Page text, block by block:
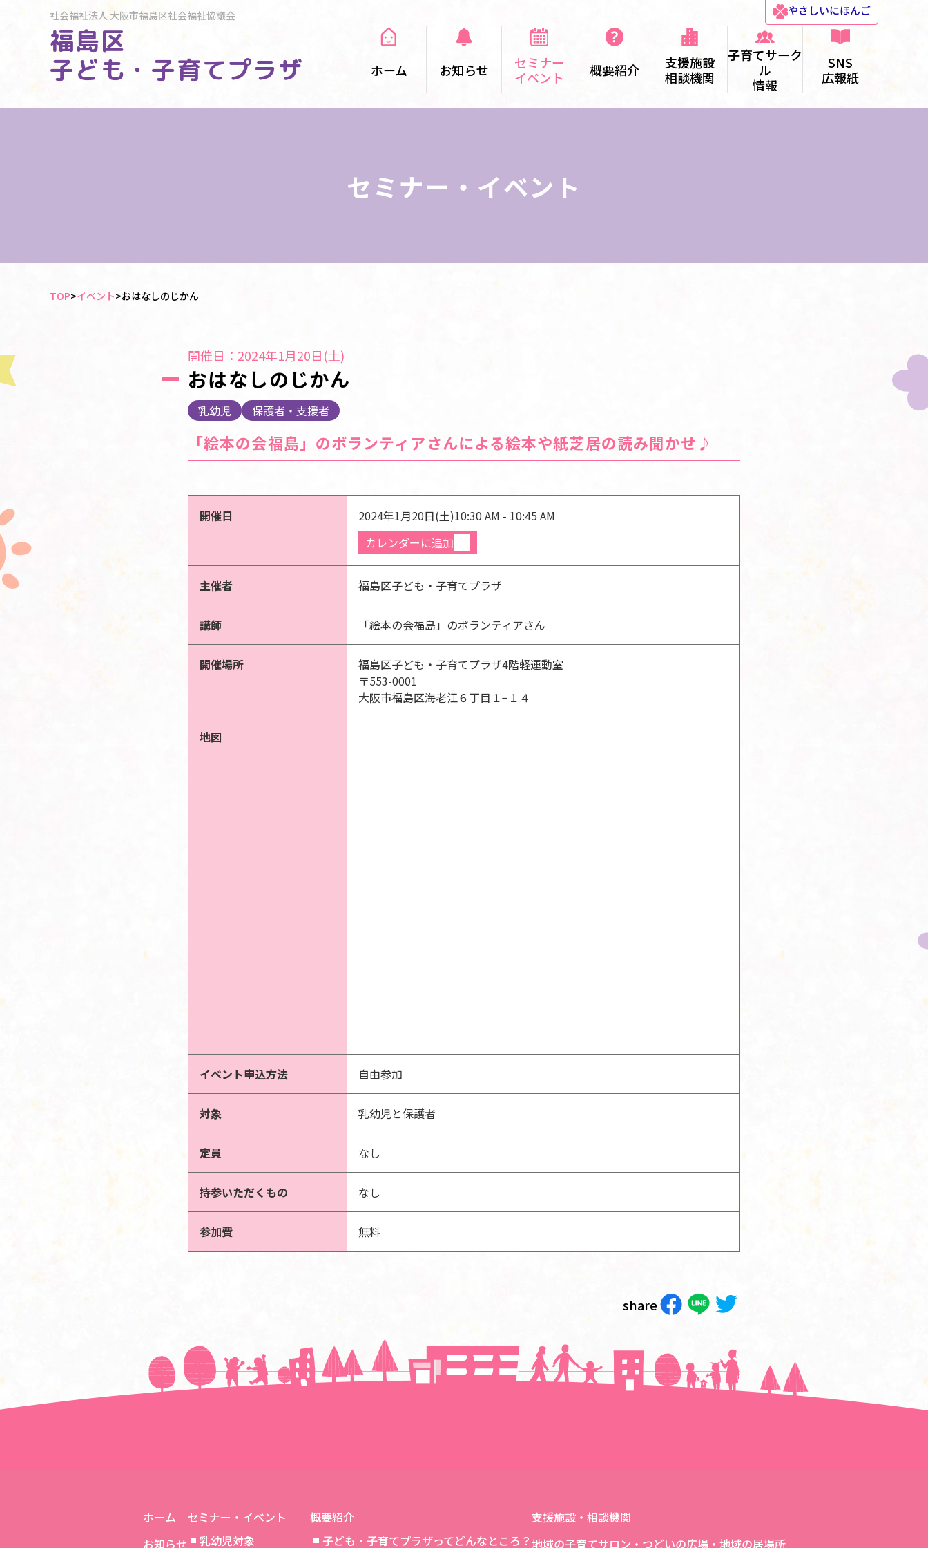
社会福祉法人大阪市福島区社会福祉協議会
福島区
子ども・子育てプラザ
やさしいにほんご
ホーム お知らせ
セミナー
イベント
概要紹介
支援施設
相談機関
子育てサーク
ル
情報
SNS
広報紙
セミナー・イベント
TOP>イベント>おはなしのじかん
開催日：2024年1月20日(土)
おはなしのじかん
乳幼児 保護者・支援者
「絵本の会福島」のボランティアさんによる絵本や紙芝居の読み聞かせ♪
開催日 2024年1月20日(土)10:30 AM - 10:45 AM
カレンダーに追加
主催者 福島区子ども・子育てプラザ
講師 「絵本の会福島」のボランティアさん
開催場所
福島区子ども・子育てプラザ4階軽運動室
〒553-0001
大阪市福島区海老江６丁目１−１４
地図
イベント申込方法 自由参加
対象 乳幼児と保護者
定員 なし
持参いただくもの なし
参加費 無料
share
＜＜前の記事へ 次の記事へ＞＞
ホーム
お知らせ
セミナー・イベント
乳幼児対象
概要紹介
子ども・子育てプラザってどんなところ？
支援施設・相談機関
地域の子育てサロン・つどいの広場・地域の居場所